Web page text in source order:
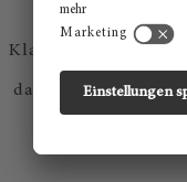
Klavierspielen ist
daran haben. Wir